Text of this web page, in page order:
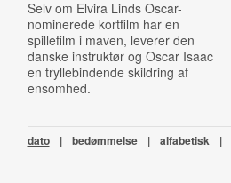
Selv om Elvira Linds Oscar-
nominerede kortfilm har en
spillefilm i maven, leverer den
danske instruktør og Oscar Isaac
en tryllebindende skildring af
ensomhed.
dato | bedømmelse | alfabetisk |